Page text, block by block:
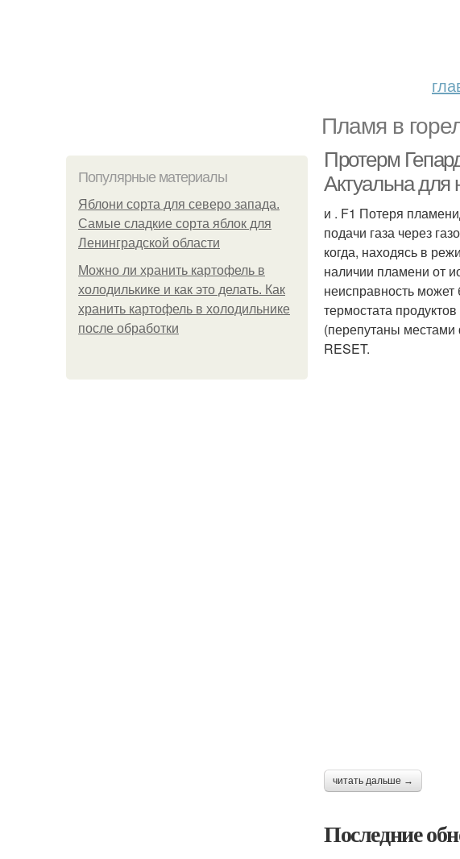
Пламя в
Популярные материалы
Яблони сорта для северо запада.
Самые сладкие сорта яблок для
Ленинградской области
Можно ли хранить картофель в
холодилькике и как это делать. Как
хранить картофель в холодильнике
после обработки
Протерм
Актуальна
и . F1 Потеря
подачи газа через
когда, находясь в
наличии пламени от
неисправность
термостата
(перепутаны местами
RESET.
читать дальше →
Последние